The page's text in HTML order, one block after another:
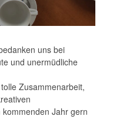
uns bei
und unermüdliche
Zusammenarbeit,
Jahr gern